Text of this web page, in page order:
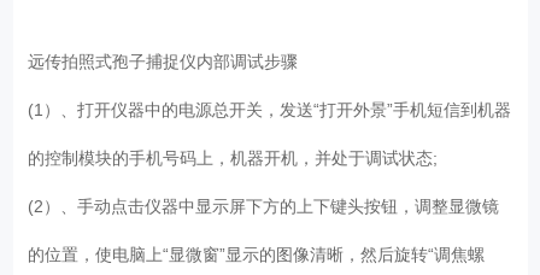
远传拍照式孢子捕捉仪内部调试步骤
(1）、打开仪器中的电源总开关，发送“打开外景”手机短信到机器
的控制模块的手机号码上，机器开机，并处于调试状态;
(2）、手动点击仪器中显示屏下方的上下键头按钮，调整显微镜
的位置，使电脑上“显微窗”显示的图像清晰，然后旋转“调焦螺